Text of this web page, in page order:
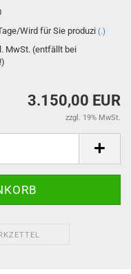
Wird für Sie produzi(.)
MwSt. (entfällt bei
3.150,00 EUR
zzgl. 19% MwSt.